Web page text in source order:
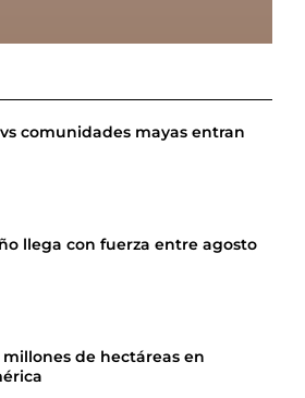
comunidades mayas entran
llega con fuerza entre agosto
de hectáreas en